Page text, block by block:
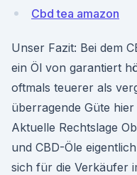
Cbd tea amazon
Unser Fazit: Bei dem
ein Öl von garantiert
oftmals teuerer als
überragende Güte
Aktuelle Rechtslage
und CBD-Öle
sich für die Verkäufer